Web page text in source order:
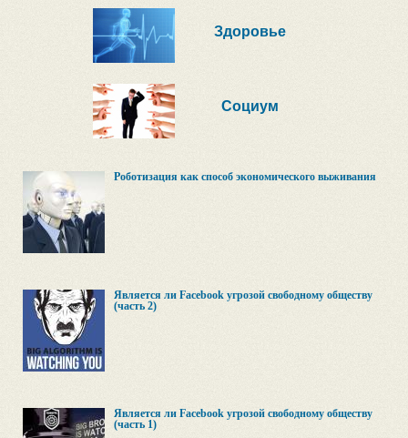
Здоровье
Социум
Роботизация как способ экономического выживания
Является ли Facebook угрозой свободному обществу
(часть 2)
Является ли Facebook угрозой свободному обществу
(часть 1)